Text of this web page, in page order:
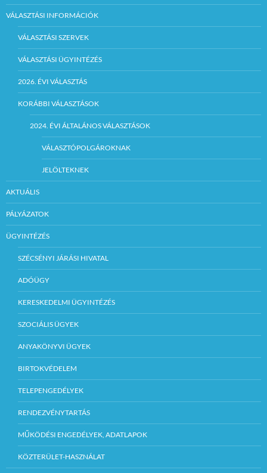
VÁLASZTÁSI INFORMÁCIÓK
VÁLASZTÁSI SZERVEK
VÁLASZTÁSI ÜGYINTÉZÉS
2026. ÉVI VÁLASZTÁS
KORÁBBI VÁLASZTÁSOK
2024. ÉVI ÁLTALÁNOS VÁLASZTÁSOK
VÁLASZTÓPOLGÁROKNAK
JELÖLTEKNEK
AKTUÁLIS
PÁLYÁZATOK
ÜGYINTÉZÉS
SZÉCSÉNYI JÁRÁSI HIVATAL
ADÓÜGY
KERESKEDELMI ÜGYINTÉZÉS
SZOCIÁLIS ÜGYEK
ANYAKÖNYVI ÜGYEK
BIRTOKVÉDELEM
TELEPENGEDÉLYEK
RENDEZVÉNYTARTÁS
MŰKÖDÉSI ENGEDÉLYEK, ADATLAPOK
KÖZTERÜLET-HASZNÁLAT